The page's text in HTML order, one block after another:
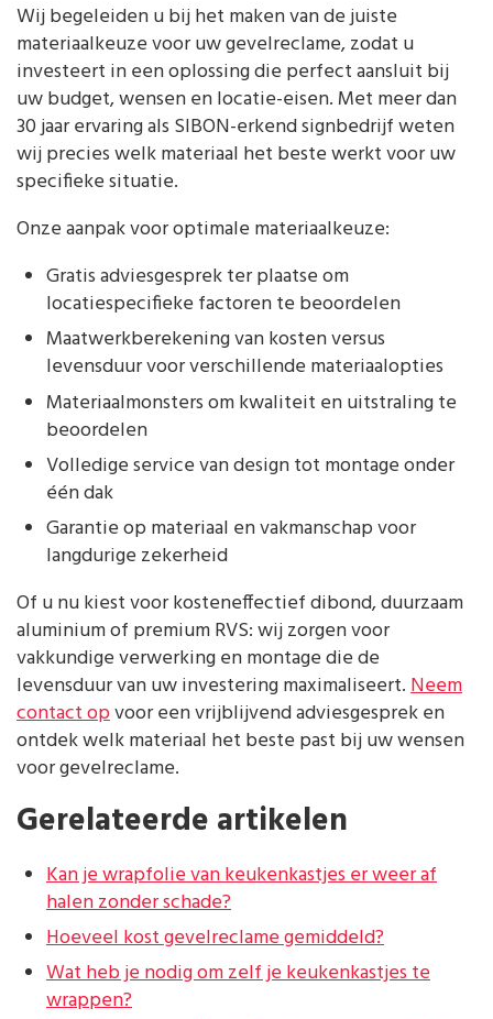
Wij begeleiden u bij het maken van de juiste
materiaalkeuze voor uw gevelreclame, zodat u
investeert in een oplossing die perfect aansluit bij
uw budget, wensen en locatie-eisen. Met meer dan
30 jaar ervaring als SIBON-erkend signbedrijf weten
wij precies welk materiaal het beste werkt voor uw
specifieke situatie.
Onze aanpak voor optimale materiaalkeuze:
Gratis adviesgesprek ter plaatse om
locatiespecifieke factoren te beoordelen
Maatwerkberekening van kosten versus
levensduur voor verschillende materiaalopties
Materiaalmonsters om kwaliteit en uitstraling te
beoordelen
Volledige service van design tot montage onder
één dak
Garantie op materiaal en vakmanschap voor
langdurige zekerheid
Of u nu kiest voor kosteneffectief dibond, duurzaam
aluminium of premium RVS: wij zorgen voor
vakkundige verwerking en montage die de
levensduur van uw investering maximaliseert.Neem
contact opvoor een vrijblijvend adviesgesprek en
ontdek welk materiaal het beste past bij uw wensen
voor gevelreclame.
Gerelateerde artikelen
Kan je wrapfolie van keukenkastjes er weer af
halen zonder schade?
Hoeveel kost gevelreclame gemiddeld?
Wat heb je nodig om zelf je keukenkastjes te
wrappen?